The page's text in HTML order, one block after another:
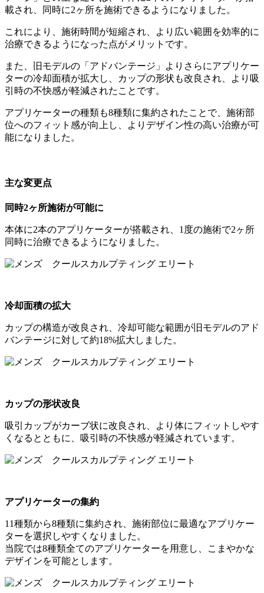
載され、同時に2ヶ所を施術できるようになりました。
これにより、施術時間が短縮され、より広い範囲を効率的に
治療できるようになった点がメリットです。
また、旧モデルの「アドバンテージ」よりさらにアプリケー
ターの冷却面積が拡大し、カップの形状も改良され、より吸
引時の不快感が軽減されたことです。
アプリケーターの種類も8種類に集約されたことで、施術部
位へのフィット感が向上し、よりデザイン性の高い治療が可
能になりました。
主な変更点
同時2ヶ所施術が可能に
本体に2本のアプリケーターが搭載され、1度の施術で2ヶ所
同時に治療できるようになりました。
冷却面積の拡大
カップの構造が改良され、冷却可能な範囲が旧モデルのアド
バンテージに対して約18%拡大しました。
カップの形状改良
吸引カップがカーブ状に改良され、より体にフィットしやす
くなるとともに、吸引時の不快感が軽減されています。
アプリケーターの集約
11種類から8種類に集約され、施術部位に最適なアプリケー
ターを選択しやすくなりました。
当院では8種類全てのアプリケーターを用意し、こまやかな
デザインを可能とします。